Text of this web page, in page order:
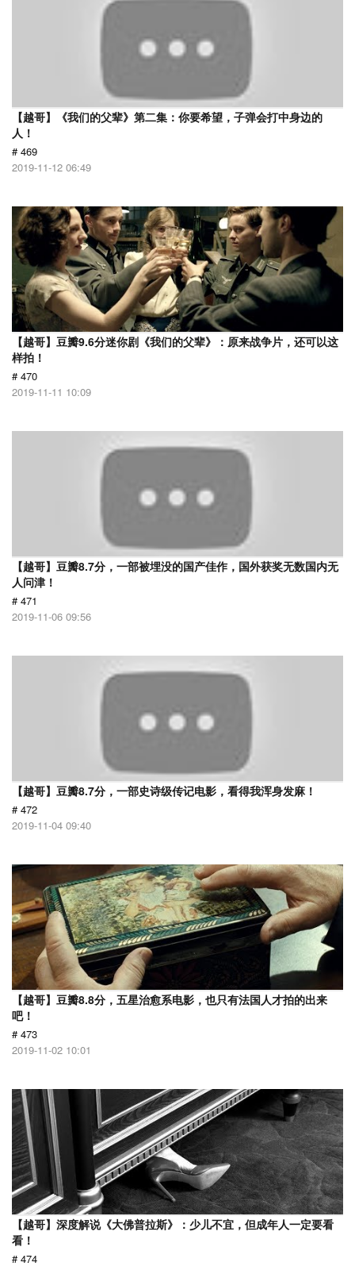
【越哥】《我们的父辈》第二集：你要希望，子弹会打中身边的
人！
# 469
2019-11-12 06:49
【越哥】豆瓣9.6分迷你剧《我们的父辈》：原来战争片，还可以这
样拍！
# 470
2019-11-11 10:09
【越哥】豆瓣8.7分，一部被埋没的国产佳作，国外获奖无数国内无
人问津！
# 471
2019-11-06 09:56
【越哥】豆瓣8.7分，一部史诗级传记电影，看得我浑身发麻！
# 472
2019-11-04 09:40
【越哥】豆瓣8.8分，五星治愈系电影，也只有法国人才拍的出来
吧！
# 473
2019-11-02 10:01
【越哥】深度解说《大佛普拉斯》：少儿不宜，但成年人一定要看
看！
# 474